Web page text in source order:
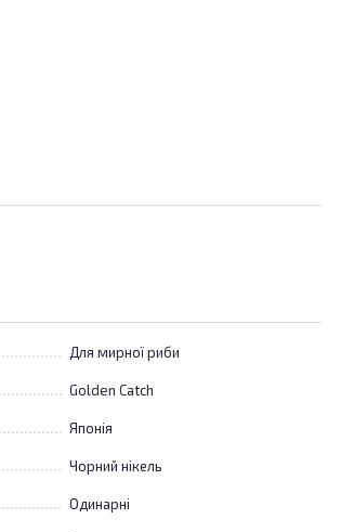
Для мирної риби
Golden Catch
Японія
Чорний нікель
Одинарні